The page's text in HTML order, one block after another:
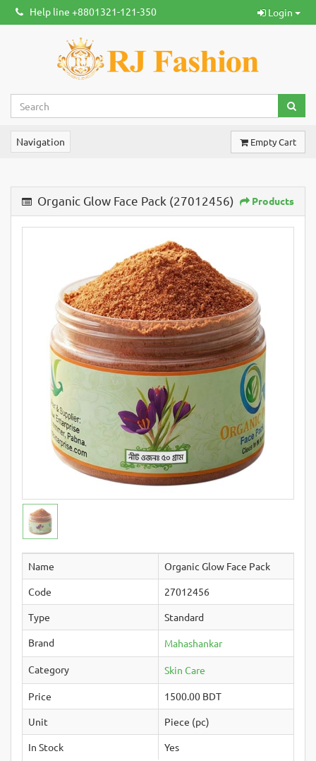
Help line +8801321-121-350 Login
Navigation Empty Cart
Organic Glow Face Pack (27012456) Products
Name
Organic Glow Face Pack
Code
27012456
Type
Standard
Brand
Mahashankar
Category Skin Care
Price
1500.00 BDT
Unit
Piece (pc)
In Stock
Yes